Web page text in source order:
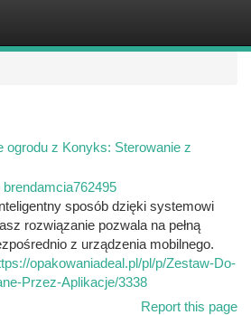
ogrodu z Konyks: Sterowanie z
brendamcia762495
sposób dzięki systemowi
rozwiązanie pozwala na pełną
z urządzenia mobilnego.
opakowaniadeal.pl/pl/p/Zestaw-Do-
Przez-Aplikacje/3338
Report this page